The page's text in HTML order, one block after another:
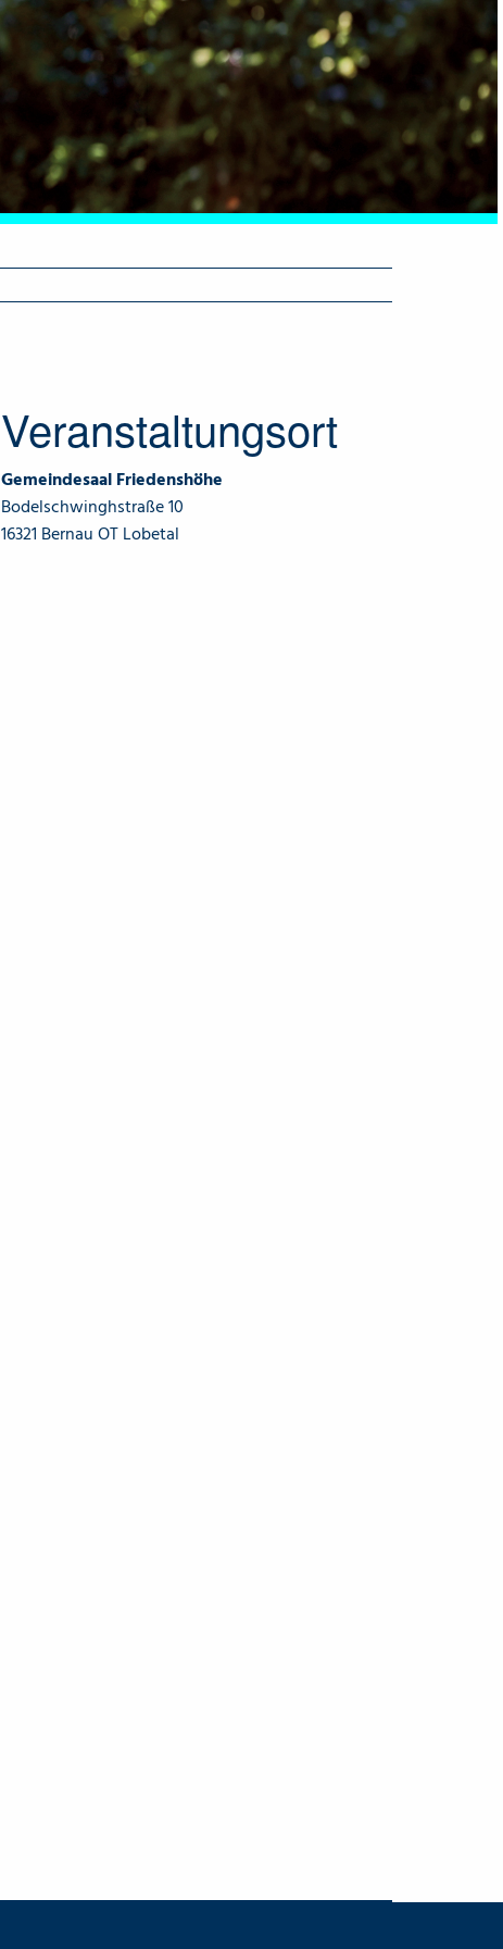
Veranstaltungsort
Gemeindesaal Friedenshöhe
Bodelschwinghstraße 10
16321 Bernau OT Lobetal